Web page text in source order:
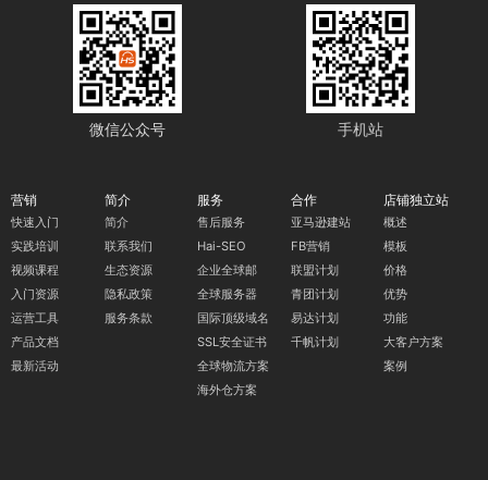
微信公众号 手机站
营销
快速入门
实践培训
视频课程
入门资源
运营工具
产品文档
最新活动
简介
简介
联系我们
生态资源
隐私政策
服务条款
服务
售后服务
Hai-SEO
企业全球邮
全球服务器
国际顶级域名
SSL安全证书
全球物流方案
海外仓方案
合作
亚马逊建站
FB营销
联盟计划
青团计划
易达计划
千帆计划
店铺独立站
概述
模板
价格
优势
功能
大客户方案
案例